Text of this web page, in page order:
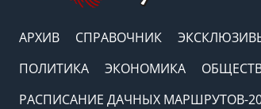
АРХИВ СПРАВОЧНИК
ПОЛИТИКА
ЭКОНОМИКА
РАСПИСАНИЕ ДАЧНЫХ МАРШРУТОВ-